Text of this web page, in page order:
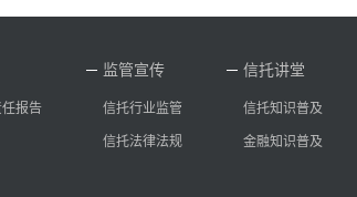
报告
监管宣传
信托行业监管
信托法律法规
信托讲堂
信托知识普及
金融知识普及